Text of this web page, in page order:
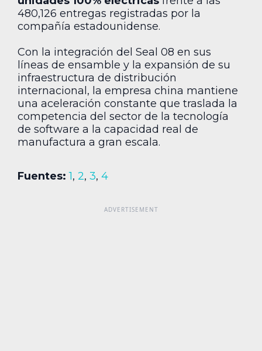
480,126 entregas registradas por la
compañía estadounidense.
Con la integración del Seal 08 en sus
líneas de ensamble y la expansión de su
infraestructura de distribución
internacional, la empresa china mantiene
una aceleración constante que traslada la
competencia del sector de la tecnología
de software a la capacidad real de
manufactura a gran escala.
Fuentes: 1, 2, 3, 4